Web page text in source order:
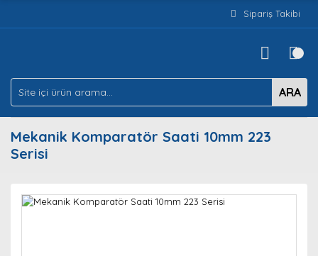
Sipariş Takibi
ARA
Mekanik Komparatör Saati 10mm 223
Serisi